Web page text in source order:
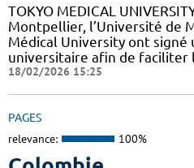
TOKYO MEDICAL
Montpellier, l’Université de
Médical University ont signé
universitaire afin de faciliter
18/02/2026 15:25
PAGES
relevance: 100%